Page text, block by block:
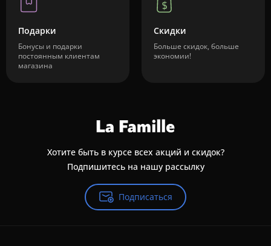
Подарки
Бонусы и подарки
постоянным клиентам
магазина
Скидки
Больше скидок, больше
экономии!
Хотите быть в курсе всех акций и скидок?
Подпишитесь на нашу рассылку
Подписаться